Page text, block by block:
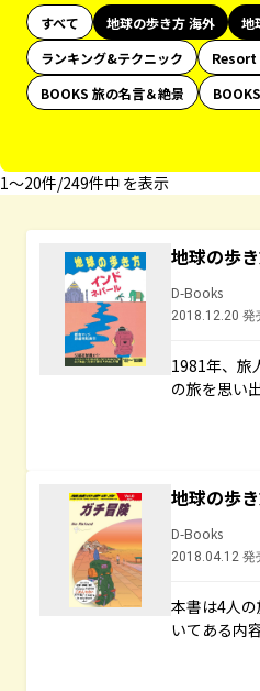
すべて 地球の歩き方 海外 地
ランキング&テクニック
BOOKS 旅の名言＆絶景
1〜20件/249件中 を表示
地球の歩
D-Books
2018.12.20 発
1981年、旅
の旅を思い
地球の歩
D-Books
2018.04.12 発
本書は4人
いてある内